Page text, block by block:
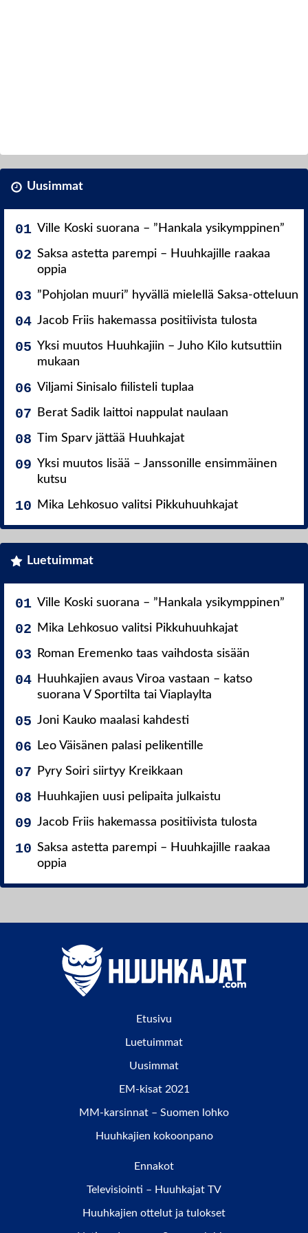
Uusimmat
Ville Koski suorana – ”Hankala ysikymppinen”
Saksa astetta parempi – Huuhkajille raakaa
oppia
”Pohjolan muuri” hyvällä mielellä Saksa-otteluun
Jacob Friis hakemassa positiivista tulosta
Yksi muutos Huuhkajiin – Juho Kilo kutsuttiin
mukaan
Viljami Sinisalo fiilisteli tuplaa
Berat Sadik laittoi nappulat naulaan
Tim Sparv jättää Huuhkajat
Yksi muutos lisää – Janssonille ensimmäinen
kutsu
Mika Lehkosuo valitsi Pikkuhuuhkajat
Luetuimmat
Ville Koski suorana – ”Hankala ysikymppinen”
Mika Lehkosuo valitsi Pikkuhuuhkajat
Roman Eremenko taas vaihdosta sisään
Huuhkajien avaus Viroa vastaan – katso
suorana V Sportilta tai Viaplaylta
Joni Kauko maalasi kahdesti
Leo Väisänen palasi pelikentille
Pyry Soiri siirtyy Kreikkaan
Huuhkajien uusi pelipaita julkaistu
Jacob Friis hakemassa positiivista tulosta
Saksa astetta parempi – Huuhkajille raakaa
oppia
Etusivu
Luetuimmat
Uusimmat
EM-kisat 2021
MM-karsinnat – Suomen lohko
Huuhkajien kokoonpano
Ennakot
Televisiointi – Huuhkajat TV
Huuhkajien ottelut ja tulokset